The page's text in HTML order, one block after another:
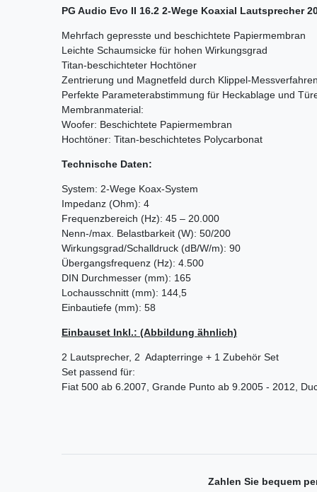
PG Audio Evo II 16.2 2-Wege Koaxial Lautsprecher
Mehrfach gepresste und beschichtete Papiermembran
Leichte Schaumsicke für hohen Wirkungsgrad
Titan-beschichteter Hochtöner
Zentrierung und Magnetfeld durch Klippel-
Perfekte Parameterabstimmung für Heckablage und
Membranmaterial:
Woofer: Beschichtete Papiermembran
Hochtöner: Titan-beschichtetes Polycarbonat
Technische Daten:
System: 2-Wege Koax-System
Impedanz (Ohm): 4
Frequenzbereich (Hz): 45 – 20.000
Nenn-/max. Belastbarkeit (W): 50/200
Wirkungsgrad/Schalldruck (dB/W/m): 90
Übergangsfrequenz (Hz): 4.500
DIN Durchmesser (mm): 165
Lochausschnitt (mm): 144,5
Einbautiefe (mm): 58
Einbauset Inkl.: (Abbildung ähnlich)
2 Lautsprecher, 2 Adapterringe + 1 Zubehör Set
Set passend für:
Fiat 500 ab 6.2007, Grande Punto ab 9.2005 - 2012,
Zahlen Sie bequem